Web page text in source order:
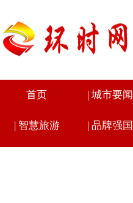
首页 | 城市要闻
| 智慧旅游 | 品牌强国